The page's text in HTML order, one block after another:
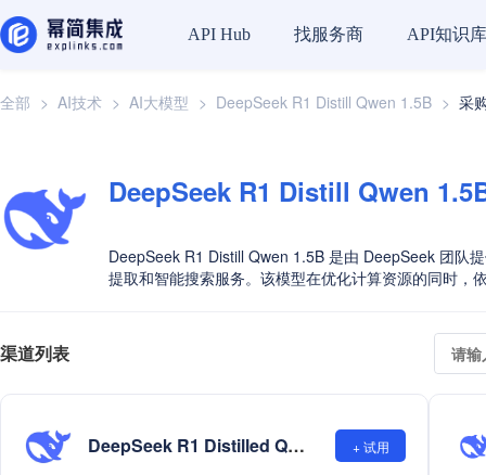
API Hub 找服务商 API知识库
全部 > AI技术 > AI大模型 > DeepSeek R1 Distill Qwen 1.5B > 采
DeepSeek R1 Distill Qwen
DeepSeek R1 Distill Qwen 1.5B 是由 DeepSeek 团队
提取和智能搜索服务。该模型在优化计算资源的同时，
渠道列表
DeepSeek R1 Distilled Qwen 1.5B + 试用